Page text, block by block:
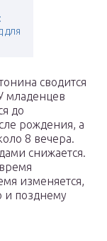
для
сводится
младенцев
до
рождения, а
8 вечера.
снижается.
изменяется,
и позднему